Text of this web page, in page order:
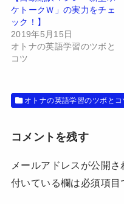
ド
ウ
で
開
き
ま
す
)
さ
い
し
い
ウ
で
開
き
ケトークＷ」の実力をチェ
ック！】
2019年5月15日
オトナの英語学習のツボと
コツ
オトナの英語学習のツボとコ
コメントを残す
メールアドレスが公開さ
付いている欄は必須項目